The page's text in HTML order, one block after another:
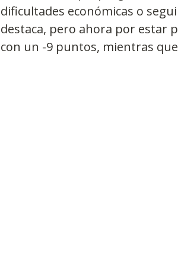
dificultades económicas o
destaca, pero ahora por estar
con un -9 puntos, mientras